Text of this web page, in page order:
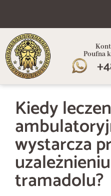
Poufna
Kiedy
wystarcza
tramadolu?